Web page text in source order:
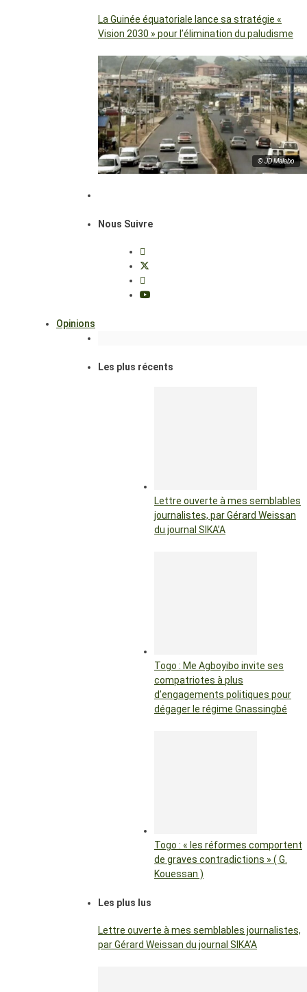
La Guinée équatoriale lance sa stratégie «
Vision 2030 » pour l’élimination du paludisme
© JD Malabo
Nous Suivre
Opinions
Les plus récents
Lettre ouverte à mes semblables
journalistes, par Gérard Weissan
du journal SIKA’A
Togo : Me Agboyibo invite ses
compatriotes à plus
d’engagements politiques pour
dégager le régime Gnassingbé
Togo : « les réformes comportent
de graves contradictions » ( G.
Kouessan )
Les plus lus
Lettre ouverte à mes semblables journalistes,
par Gérard Weissan du journal SIKA’A